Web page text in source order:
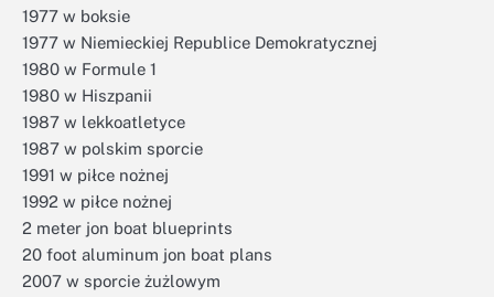
1977 w boksie
1977 w Niemieckiej Republice Demokratycznej
1980 w Formule 1
1980 w Hiszpanii
1987 w lekkoatletyce
1987 w polskim sporcie
1991 w piłce nożnej
1992 w piłce nożnej
2 meter jon boat blueprints
20 foot aluminum jon boat plans
2007 w sporcie żużlowym